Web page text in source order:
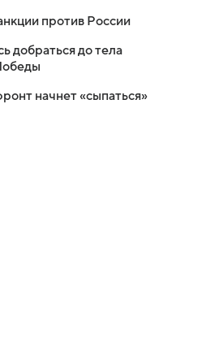
против России
добраться до тела
начнет «сыпаться»